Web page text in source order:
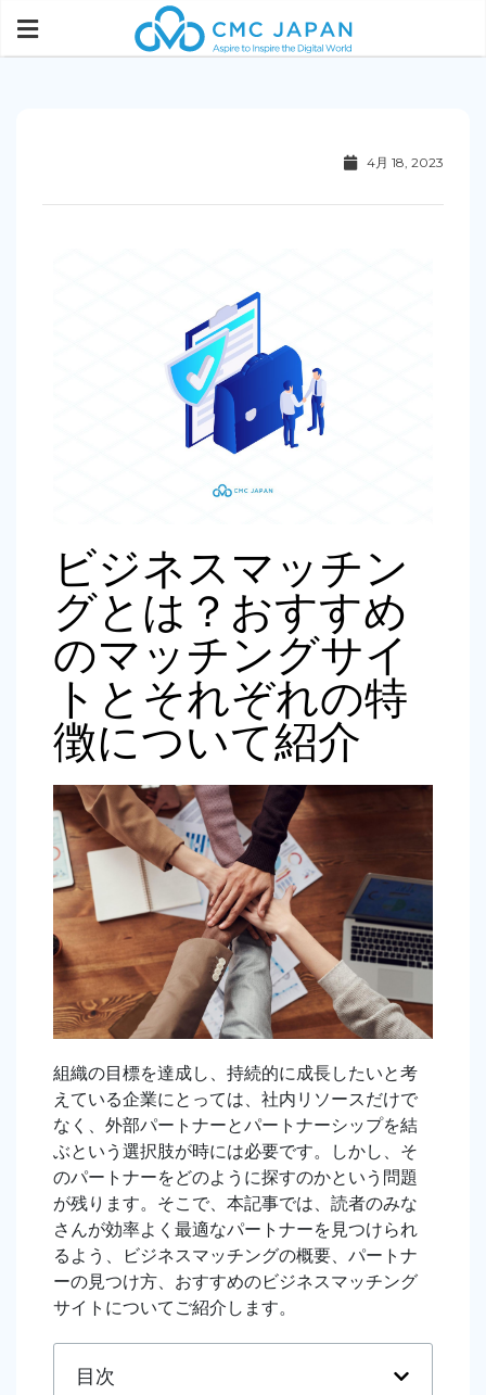
4月 18, 2023
ビジネスマッチン
グとは？おすすめ
のマッチングサイ
トとそれぞれの特
徴について紹介
組織の目標を達成し、持続的に成長したいと考
えている企業にとっては、社内リソースだけで
なく、外部パートナーとパートナーシップを結
ぶという選択肢が時には必要です。しかし、そ
のパートナーをどのように探すのかという問題
が残ります。そこで、本記事では、読者のみな
さんが効率よく最適なパートナーを見つけられ
るよう、ビジネスマッチングの概要、パートナ
ーの見つけ方、おすすめのビジネスマッチング
サイトについてご紹介します。
目次